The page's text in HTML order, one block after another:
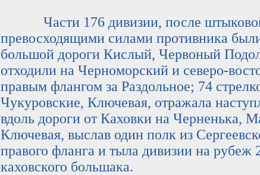
Части 176 дивизии, после штыковой
превосходящими силами противника
большой дороги Кислый, Червоный
отходили на Черноморский и северо-
правым флангом за Раздольное; 74
Чукуровские, Ключевая, отражала
вдоль дороги от Каховки на Черненька,
Ключевая, выслав один полк из
правого фланга и тыла дивизии на рубеж
каховского большака.